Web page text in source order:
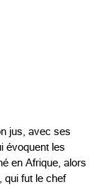
jus, avec ses
évoquent les
en Afrique, alors
qui fut le chef